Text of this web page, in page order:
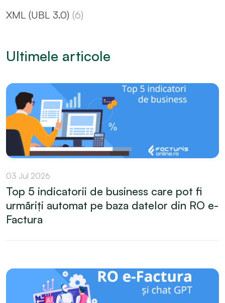
XML (UBL 3.0) (6)
Ultimele articole
03 Jul 2026
Top 5 indicatorii de business care pot fi
urmăriți automat pe baza datelor din RO e-
Factura